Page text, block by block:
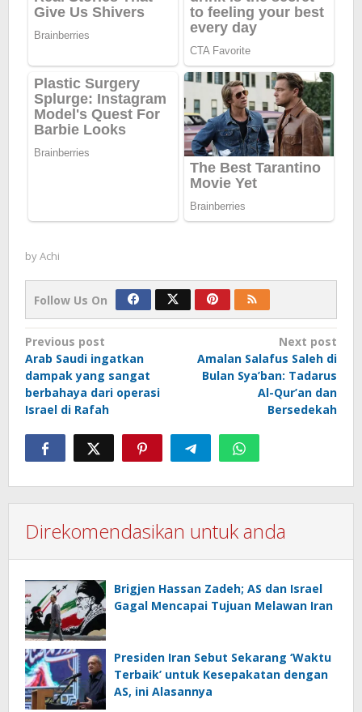
byAchi
Follow Us On
Post
navigation
Previous post
Arab Saudi ingatkan
dampak yang sangat
berbahaya dari operasi
Israel di Rafah
Next post
Amalan Salafus Saleh di
Bulan Sya’ban: Tadarus
Al-Qur’an dan
Bersedekah
Direkomendasikan untuk anda
Brigjen Hassan Zadeh; AS dan Israel
Gagal Mencapai Tujuan Melawan Iran
Presiden Iran Sebut Sekarang ‘Waktu
Terbaik’ untuk Kesepakatan dengan
AS, ini Alasannya